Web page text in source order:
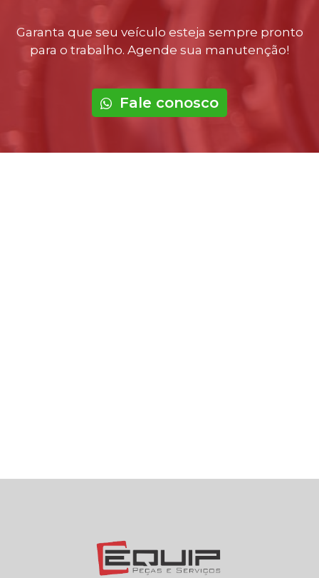
Garanta que seu veículo esteja sempre pronto
para o trabalho. Agende sua manutenção!
Fale conosco